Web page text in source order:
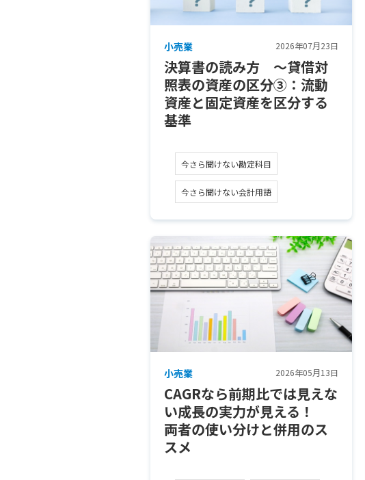
小売業 2026年07月23日
決算書の読み方 ～貸借対
照表の資産の区分③：流動
資産と固定資産を区分する
基準
今さら聞けない勘定科目
今さら聞けない会計用語
小売業 2026年05月13日
CAGRなら前期比では見えな
い成長の実力が見える！
両者の使い分けと併用のス
スメ